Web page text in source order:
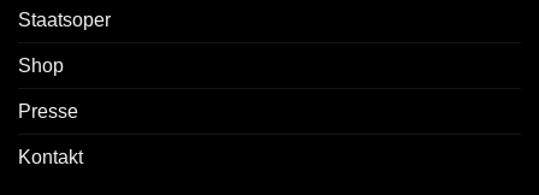
Staatsoper
Shop
Presse
Kontakt